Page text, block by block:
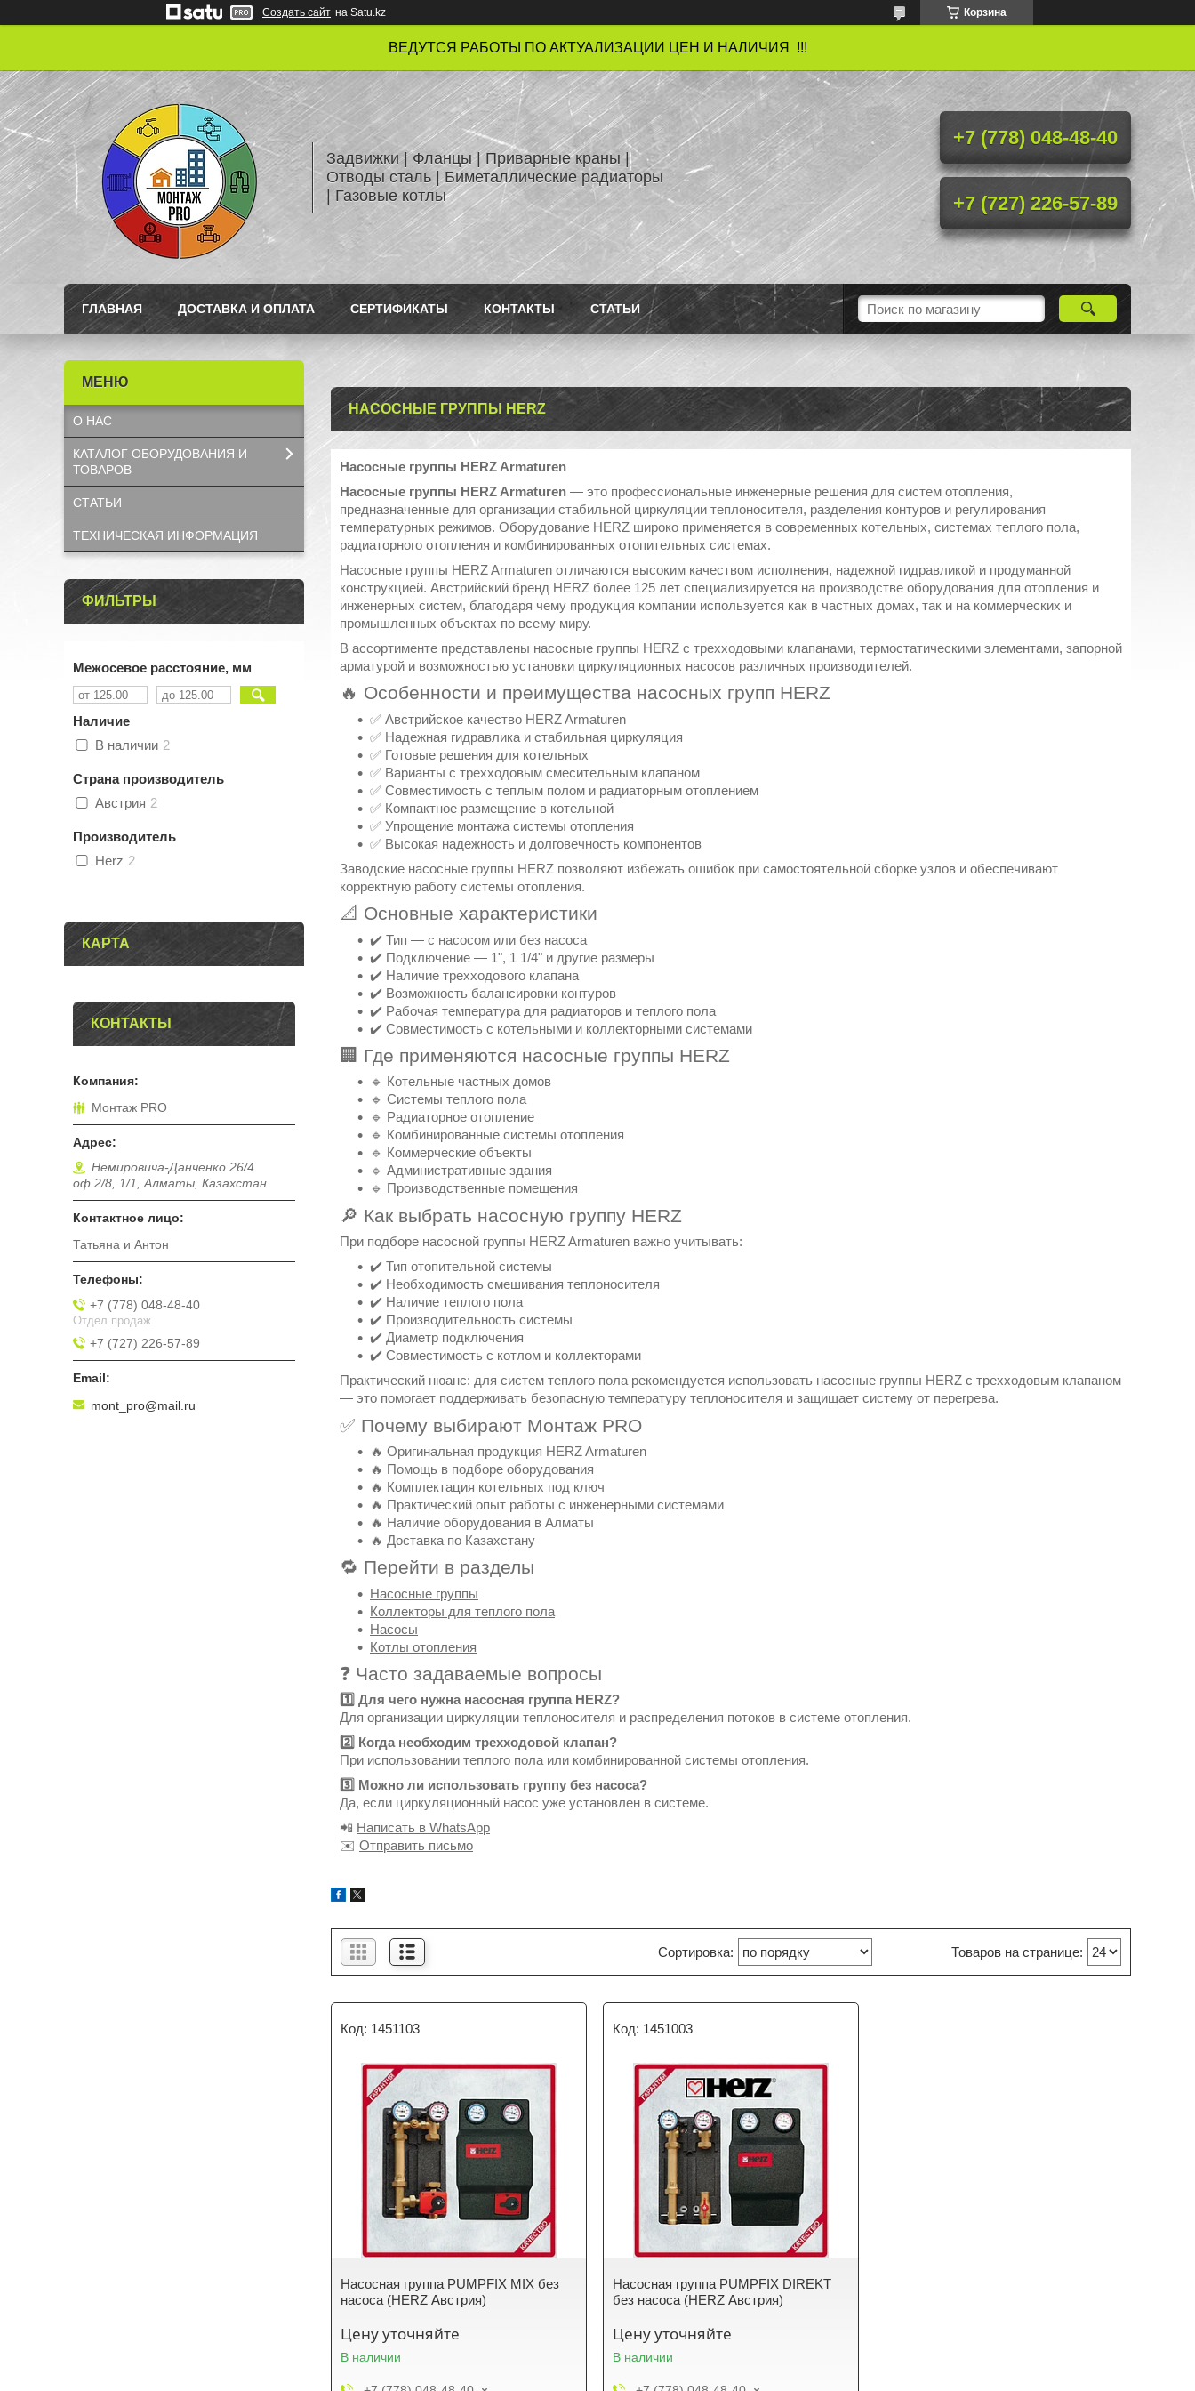
Создать сайт на Satu.kz Корзина
ВЕДУТСЯ РАБОТЫ ПО АКТУАЛИЗАЦИИ ЦЕН И НАЛИЧИЯ !!!
Задвижки | Фланцы | Приварные краны |
Отводы сталь | Биметаллические радиаторы
| Газовые котлы
+7 (778) 048-48-40
+7 (727) 226-57-89
ГЛАВНАЯ ДОСТАВКА И ОПЛАТА СЕРТИФИКАТЫ КОНТАКТЫ СТАТЬИ
НАСОСНЫЕ ГРУППЫ HERZ
Насосные группы HERZ Armaturen
Насосные группы HERZ Armaturen — это профессиональные инженерные решения для систем отопления,
предназначенные для организации стабильной циркуляции теплоносителя, разделения контуров и регулирования
температурных режимов. Оборудование HERZ широко применяется в современных котельных, системах теплого пола,
радиаторного отопления и комбинированных отопительных системах.
Насосные группы HERZ Armaturen отличаются высоким качеством исполнения, надежной гидравликой и продуманной
конструкцией. Австрийский бренд HERZ более 125 лет специализируется на производстве оборудования для отопления и
инженерных систем, благодаря чему продукция компании используется как в частных домах, так и на коммерческих и
промышленных объектах по всему миру.
В ассортименте представлены насосные группы HERZ с трехходовыми клапанами, термостатическими элементами, запорной
арматурой и возможностью установки циркуляционных насосов различных производителей.
🔥 Особенности и преимущества насосных групп HERZ
✅ Австрийское качество HERZ Armaturen
✅ Надежная гидравлика и стабильная циркуляция
✅ Готовые решения для котельных
✅ Варианты с трехходовым смесительным клапаном
✅ Совместимость с теплым полом и радиаторным отоплением
✅ Компактное размещение в котельной
✅ Упрощение монтажа системы отопления
✅ Высокая надежность и долговечность компонентов
Заводские насосные группы HERZ позволяют избежать ошибок при самостоятельной сборке узлов и обеспечивают
корректную работу системы отопления.
📐 Основные характеристики
✔️ Тип — с насосом или без насоса
✔️ Подключение — 1", 1 1/4" и другие размеры
✔️ Наличие трехходового клапана
✔️ Возможность балансировки контуров
✔️ Рабочая температура для радиаторов и теплого пола
✔️ Совместимость с котельными и коллекторными системами
🏢 Где применяются насосные группы HERZ
🔹 Котельные частных домов
🔹 Системы теплого пола
🔹 Радиаторное отопление
🔹 Комбинированные системы отопления
🔹 Коммерческие объекты
🔹 Административные здания
🔹 Производственные помещения
🔎 Как выбрать насосную группу HERZ
При подборе насосной группы HERZ Armaturen важно учитывать:
✔️ Тип отопительной системы
✔️ Необходимость смешивания теплоносителя
✔️ Наличие теплого пола
✔️ Производительность системы
✔️ Диаметр подключения
✔️ Совместимость с котлом и коллекторами
Практический нюанс: для систем теплого пола рекомендуется использовать насосные группы HERZ с трехходовым клапаном
— это помогает поддерживать безопасную температуру теплоносителя и защищает систему от перегрева.
✅ Почему выбирают Монтаж PRO
🔥 Оригинальная продукция HERZ Armaturen
🔥 Помощь в подборе оборудования
🔥 Комплектация котельных под ключ
🔥 Практический опыт работы с инженерными системами
🔥 Наличие оборудования в Алматы
🔥 Доставка по Казахстану
🔁 Перейти в разделы
Насосные группы
Коллекторы для теплого пола
Насосы
Котлы отопления
❓ Часто задаваемые вопросы
1️⃣ Для чего нужна насосная группа HERZ?
Для организации циркуляции теплоносителя и распределения потоков в системе отопления.
2️⃣ Когда необходим трехходовой клапан?
При использовании теплого пола или комбинированной системы отопления.
3️⃣ Можно ли использовать группу без насоса?
Да, если циркуляционный насос уже установлен в системе.
📲 Написать в WhatsApp
✉️ Отправить письмо
1451103
Насосная группа PUMPFIX MIX без
насоса (HERZ Австрия)
Цену уточняйте
В наличии
1451003
Насосная группа PUMPFIX DIREKT
без насоса (HERZ Австрия)
Цену уточняйте
В наличии
О НАС
КАТАЛОГ OБОРУДОВАНИЯ И
ТОВАРОВ
СТАТЬИ
ТЕХНИЧЕСКАЯ ИНФОРМАЦИЯ
ФИЛЬТРЫ
Межосевое расстояние, мм
Наличие
В наличии 2
Страна производитель
Австрия 2
Производитель
Herz 2
КАРТА
КОНТАКТЫ
Монтаж PRO
Немировича-Данченко 26/4
оф.2/8, 1/1, Алматы, Казахстан
Татьяна и Антон
+7 (778) 048-48-40
Отдел продаж
+7 (727) 226-57-89
mont_pro@mail.ru